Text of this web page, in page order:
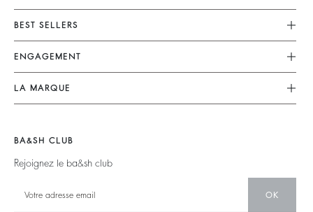
Service Client
FAQ
Retouches & Réparations
accessibilité
BEST SELLERS
Robes
Combinaisons
Tops & Chemises
Pulls & Cardigans
Dos Nus
ENGAGEMENT
Nos Engagements
Planète
Circularité
Communauté
LA MARQUE
Barbara & Sharon
125 Et Après
Nos Boutiques
BA&SH CLUB
Rejoignez le ba&sh club
OK